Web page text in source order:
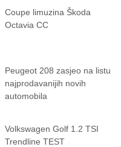
Coupe limuzina Škoda
Octavia CC
Peugeot 208 zasjeo na listu
najprodavanijih novih
automobila
Volkswagen Golf 1.2 TSI
Trendline TEST